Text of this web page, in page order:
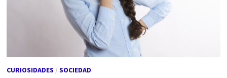
CURIOSIDADES / SOCIEDAD